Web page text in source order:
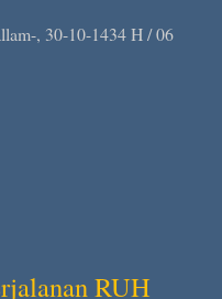
, 30-10-1434 H / 06
RUH